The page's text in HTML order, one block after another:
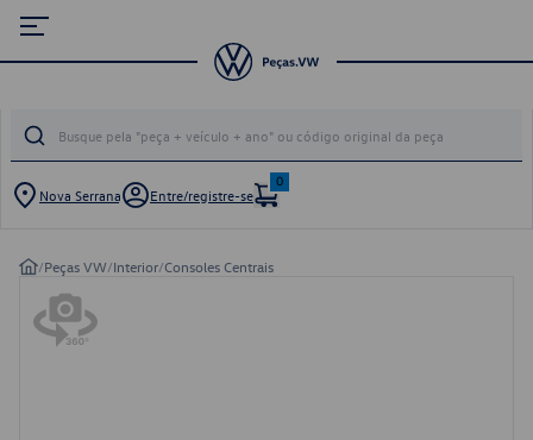
Nova Serrana Entre/registre-se
0
/Peças VW/Interior/Consoles Centrais